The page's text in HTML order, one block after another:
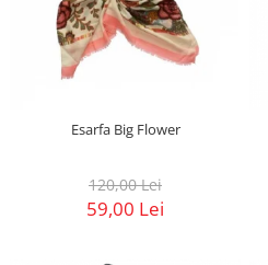
Esarfa Big Flower
120,00 Lei
59,00 Lei